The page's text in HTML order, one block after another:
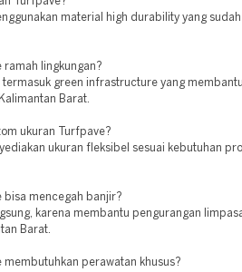
material high durability yang
ramah lingkungan?
termasuk green infrastructure yang
Barat.
ukuran Turfpave?
ukuran fleksibel sesuai kebutuhan
bisa mencegah banjir?
karena membantu pengurangan
Barat.
membutuhkan perawatan khusus?